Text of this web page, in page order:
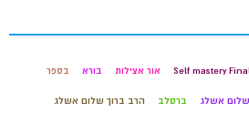
Self mastery אור אצילות בורא בספר
שלום אשלג ברסלב הרב ברוך שלום אשלג